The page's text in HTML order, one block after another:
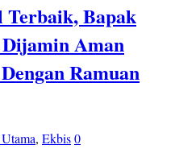
Terbaik, Bapak
Aman
Ramuan
, Ekbis0